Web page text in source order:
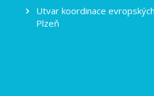
Utvar koordinace
Plzeň